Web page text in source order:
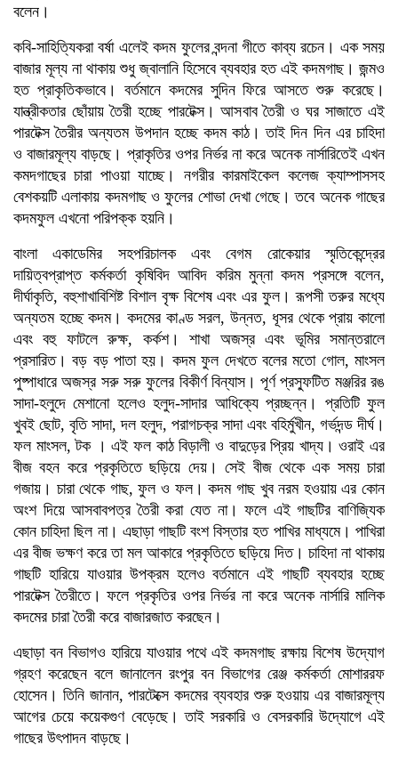
বলেন।
কবি-সাহিত্যিকরা বর্ষা এলেই কদম ফুলের বন্দনা গীতে কাব্য রচেন। এক সময়
বাজার মূল্য না থাকায় শুধু জ্বালানি হিসেবে ব্যবহার হত এই কদমগাছ। জন্মও
হত প্রাকৃতিকভাবে। বর্তমানে কদমের সুদিন ফিরে আসতে শুরু করেছে।
যান্ত্রীকতার ছোঁয়ায় তৈরী হচ্ছে পারটেক্স। আসবাব তৈরী ও ঘর সাজাতে এই
পারটেক্স তৈরীর অন্যতম উপদান হচ্ছে কদম কাঠ। তাই দিন দিন এর চাহিদা
ও বাজারমূল্য বাড়ছে। প্রাকৃতির ওপর নির্ভর না করে অনেক নার্সারিতেই এখন
কমদগাছের চারা পাওয়া যাচ্ছে। নগরীর কারমাইকেল কলেজ ক্যাম্পাসসহ
বেশকয়টি এলাকায় কদমগাছ ও ফুলের শোভা দেখা গেছে। তবে অনেক গাছের
কদমফুল এখনো পরিপক্ক হয়নি।
বাংলা একাডেমির সহপরিচালক এবং বেগম রোকেয়ার স্মৃতিকেন্দ্রের
দায়িত্বপ্রাপ্ত কর্মকর্তা কৃষিবিদ আবিদ করিম মুন্না কদম প্রসঙ্গে বলেন,
দীর্ঘাকৃতি, বহুশাখাবিশিষ্ট বিশাল বৃক্ষ বিশেষ এবং এর ফুল। রূপসী তরুর মধ্যে
অন্যতম হচ্ছে কদম। কদমের কাণ্ড সরল, উন্নত, ধূসর থেকে প্রায় কালো
এবং বহু ফাটলে রুক্ষ, কর্কশ। শাখা অজস্র এবং ভূমির সমান্তরালে
প্রসারিত। বড় বড় পাতা হয়। কদম ফুল দেখতে বলের মতো গোল, মাংসল
পুষ্পাধারে অজস্র সরু সরু ফুলের বিকীর্ণ বিন্যাস। পূর্ণ প্রস্ফুটিত মঞ্জরির রঙ
সাদা-হলুদে মেশানো হলেও হলুদ-সাদার আধিক্যে প্রচ্ছন্ন। প্রতিটি ফুল
খুবই ছোট, বৃতি সাদা, দল হলুদ, পরাগচক্র সাদা এবং বহির্মুখীন, গর্ভদন্ড দীর্ঘ।
ফল মাংসল, টক । এই ফল কাঠ বিড়ালী ও বাদুড়ের প্রিয় খাদ্য। ওরাই এর
বীজ বহন করে প্রকৃতিতে ছড়িয়ে দেয়। সেই বীজ থেকে এক সময় চারা
গজায়। চারা থেকে গাছ, ফুল ও ফল। কদম গাছ খুব নরম হওয়ায় এর কোন
অংশ দিয়ে আসবাবপত্র তৈরী করা যেত না। ফলে এই গাছটির বাণিজ্যিক
কোন চাহিদা ছিল না। এছাড়া গাছটি বংশ বিস্তার হত পাখির মাধ্যমে। পাখিরা
এর বীজ ভক্ষণ করে তা মল আকারে প্রকৃতিতে ছড়িয়ে দিত। চাহিদা না থাকায়
গাছটি হারিয়ে যাওয়ার উপক্রম হলেও বর্তমানে এই গাছটি ব্যবহার হচ্ছে
পারটেক্স তৈরীতে। ফলে প্রকৃতির ওপর নির্ভর না করে অনেক নার্সারি মালিক
কদমের চারা তৈরী করে বাজারজাত করছেন।
এছাড়া বন বিভাগও হারিয়ে যাওয়ার পথে এই কদমগাছ রক্ষায় বিশেষ উদ্যোগ
গ্রহণ করেছেন বলে জানালেন রংপুর বন বিভাগের রেঞ্জ কর্মকর্তা মোশাররফ
হোসেন। তিনি জানান, পারটেক্সে কদমের ব্যবহার শুরু হওয়ায় এর বাজারমূল্য
আগের চেয়ে কয়েকগুণ বেড়েছে। তাই সরকারি ও বেসরকারি উদ্যোগে এই
গাছের উৎপাদন বাড়ছে।